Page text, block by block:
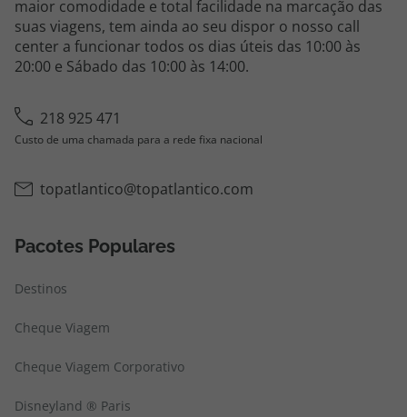
maior comodidade e total facilidade na marcação das
suas viagens, tem ainda ao seu dispor o nosso call
center a funcionar todos os dias úteis das 10:00 às
20:00 e Sábado das 10:00 às 14:00.
218 925 471
Custo de uma chamada para a rede fixa nacional
topatlantico@topatlantico.com
Pacotes Populares
Destinos
Cheque Viagem
Cheque Viagem Corporativo
Disneyland ® Paris